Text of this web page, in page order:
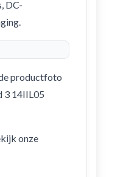
DC-
productfoto
3 14IIL05
onze